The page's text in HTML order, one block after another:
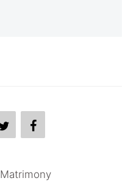
Matrimony